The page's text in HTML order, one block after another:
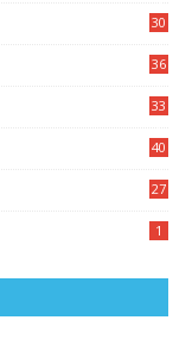
30
36
33
40
27
1